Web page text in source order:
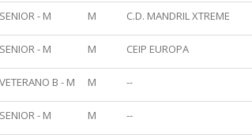
SENIOR - M M C.D. MANDRIL XTREME
SENIOR - M M CEIP EUROPA
VETERANO B - M M --
SENIOR - M M --